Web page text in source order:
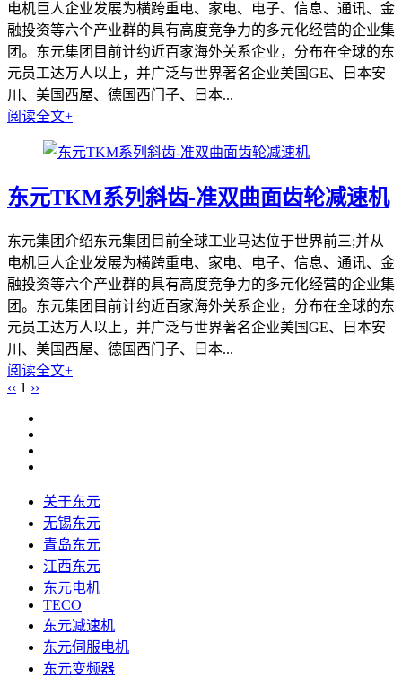
电机巨人企业发展为横跨重电、家电、电子、信息、通讯、金
融投资等六个产业群的具有高度竞争力的多元化经营的企业集
团。东元集团目前计约近百家海外关系企业，分布在全球的东
元员工达万人以上，并广泛与世界著名企业美国GE、日本安
川、美国西屋、德国西门子、日本...
阅读全文+
东元TKM系列斜齿-准双曲面齿轮减速机
东元集团介绍东元集团目前全球工业马达位于世界前三;并从
电机巨人企业发展为横跨重电、家电、电子、信息、通讯、金
融投资等六个产业群的具有高度竞争力的多元化经营的企业集
团。东元集团目前计约近百家海外关系企业，分布在全球的东
元员工达万人以上，并广泛与世界著名企业美国GE、日本安
川、美国西屋、德国西门子、日本...
阅读全文+
‹‹ 1 ››
关于东元
无锡东元
青岛东元
江西东元
东元电机
TECO
东元减速机
东元伺服电机
东元变频器